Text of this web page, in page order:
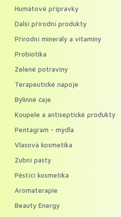
Humátové přípravky
Další přírodní produkty
Přírodní minerály a vitaminy
Probiotika
Zelené potraviny
Terapeutické nápoje
Bylinné čaje
Koupele a antiseptické produkty
Pentagram - mýdla
Vlasová kosmetika
Zubní pasty
Pěstící kosmetika
Aromaterapie
Beauty Energy